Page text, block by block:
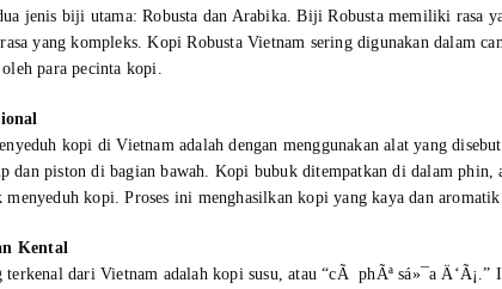
jenis biji utama: Robusta dan Arabika. Biji Robusta memiliki rasa
yang kompleks. Kopi Robusta Vietnam sering digunakan dalam
para pecinta kopi.
kopi di Vietnam adalah dengan menggunakan alat yang
dan piston di bagian bawah. Kopi bubuk ditempatkan di dalam phin,
kopi. Proses ini menghasilkan kopi yang kaya dan aromatik.
Kental
dari Vietnam adalah kopi susu, atau “cÃ phÃª sá»¯a Ä‘Ã¡.”